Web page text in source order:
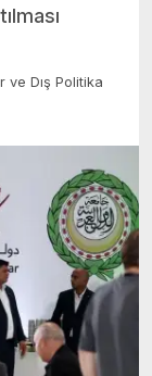
ve Dış Politika